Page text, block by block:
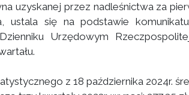
uzyskanej przez nadleśnictwa za
ustala się na podstawie
Urzędowym
z 18 października 2024r.